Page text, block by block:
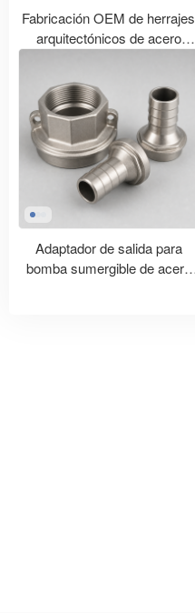
Fabricación OEM de herrajes
arquitectónicos de acero
Adaptador de salida para
bomba sumergible de acero